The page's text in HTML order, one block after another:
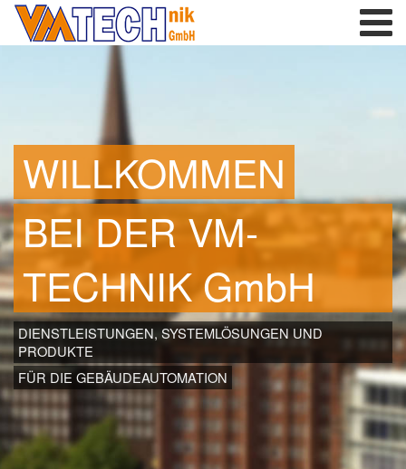
WILLKOMMEN
BEI DER VM-
TECHNIK GmbH
DIENSTLEISTUNGEN, SYSTEMLÖSUNGEN UND
PRODUKTE
FÜR DIE GEBÄUDEAUTOMATION